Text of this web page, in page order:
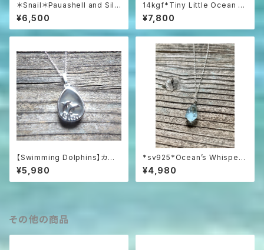
＊Snail＊Pauashell and Silv
er 925 シルバー925とパウア
シェルの巻貝ネックレス
¥6,500
14kgf*Tiny Little Ocean O
pal Necklace オーストラリア
産プレシャスオパール&ラピスラ
ズリ
¥7,800
【Swimming Dolphins】カル
セドニーの海を泳ぐイルカのネッ
クレス / SV925
¥5,980
*sv925*Ocean’s Whisper
– Raw Aquamarine Pendan
t アクアマリンラフロックのネッ
クレス
¥4,980
その他の商品